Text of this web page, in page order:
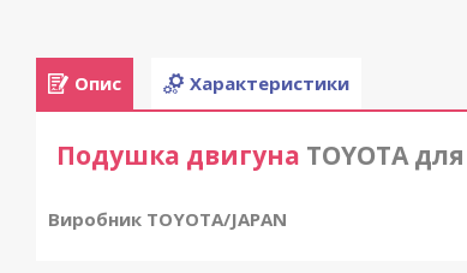
Опис Характеристики
Подушка двигуна TOYOTA
Виробник TOYOTA/JAPAN